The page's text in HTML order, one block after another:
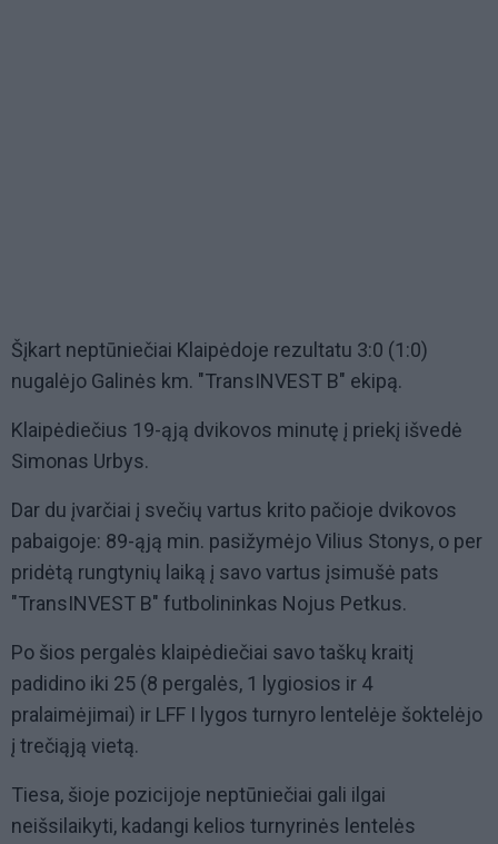
Šįkart neptūniečiai Klaipėdoje rezultatu 3:0 (1:0)
nugalėjo Galinės km. "TransINVEST B" ekipą.
Klaipėdiečius 19-ąją dvikovos minutę į priekį išvedė
Simonas Urbys.
Dar du įvarčiai į svečių vartus krito pačioje dvikovos
pabaigoje: 89-ąją min. pasižymėjo Vilius Stonys, o per
pridėtą rungtynių laiką į savo vartus įsimušė pats
"TransINVEST B" futbolininkas Nojus Petkus.
Po šios pergalės klaipėdiečiai savo taškų kraitį
padidino iki 25 (8 pergalės, 1 lygiosios ir 4
pralaimėjimai) ir LFF I lygos turnyro lentelėje šoktelėjo
į trečiąją vietą.
Tiesa, šioje pozicijoje neptūniečiai gali ilgai
neišsilaikyti, kadangi kelios turnyrinės lentelės